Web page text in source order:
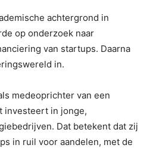
achtergrond in
op onderzoek naar
van startups. Daarna
in.
medeoprichter van een
investeert in jonge,
Dat betekent dat zij
in ruil voor aandelen, met de